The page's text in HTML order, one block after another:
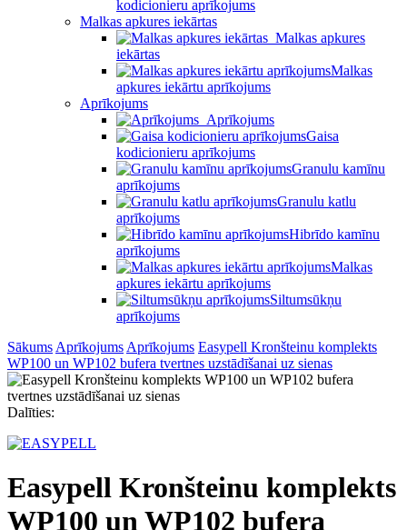
kodicionieru aprīkojums
Malkas apkures iekārtas
Malkas apkures
iekārtas
Malkas
apkures iekārtu aprīkojums
Aprīkojums
Aprīkojums
Gaisa
kodicionieru aprīkojums
Granulu kamīnu
aprīkojums
Granulu katlu
aprīkojums
Hibrīdo kamīnu
aprīkojums
Malkas
apkures iekārtu aprīkojums
Siltumsūkņu
aprīkojums
Sākums Aprīkojums Aprīkojums Easypell Kronšteinu komplekts
WP100 un WP102 bufera tvertnes uzstādīšanai uz sienas
Dalīties:
Easypell Kronšteinu komplekts
WP100 un WP102 bufera